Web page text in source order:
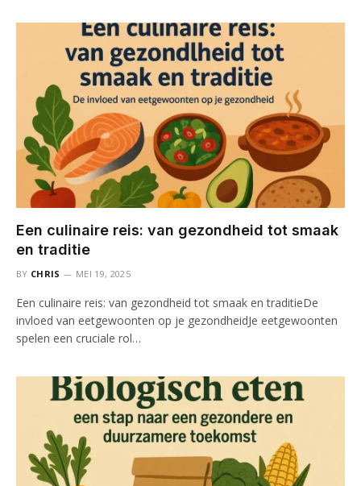
Een culinaire reis: van gezondheid tot smaak
en traditie
BY CHRIS MEI 19, 2025
Een culinaire reis: van gezondheid tot smaak en traditieDe
invloed van eetgewoonten op je gezondheidJe eetgewoonten
spelen een cruciale rol…